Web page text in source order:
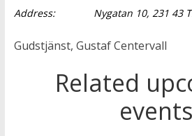
Address:
Nygatan 10, 231 43
Gudstjänst, Gustaf Centervall
Related
events